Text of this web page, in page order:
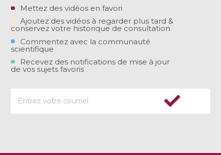
Mettez des vidéos en favori
Ajoutez des vidéos à regarder plus tard &
conservez votre historique de consultation
Commentez avec la communauté
scientifique
Recevez des notifications de mise à jour
de vos sujets favoris